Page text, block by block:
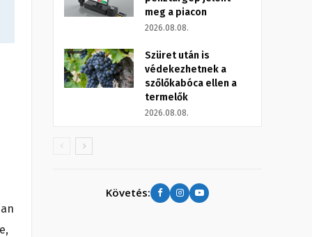
meg a piacon
2026.08.08.
Szüret után is
védekezhetnek a
szőlőkabóca ellen a
termelők
2026.08.08.
Követés: